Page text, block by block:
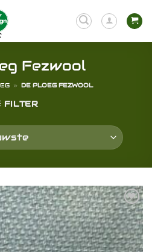
Fezwool
» DE PLOEG FEZWOOL
FILTER
Toevoegen
aan
verlanglijst